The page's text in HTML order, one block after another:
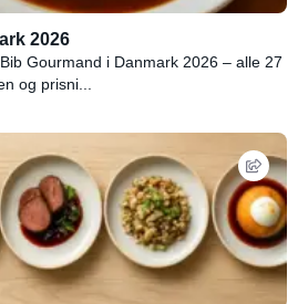
2026
Gourmand i Danmark 2026 – alle 27
og prisni...